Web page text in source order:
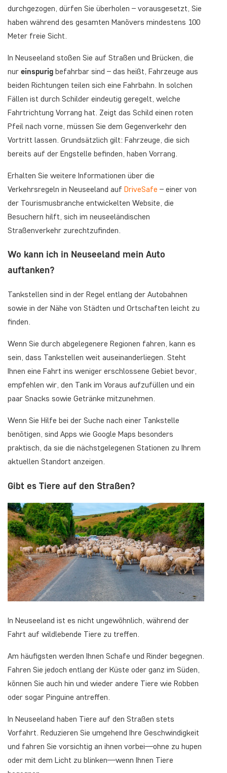
durchgezogen, dürfen Sie überholen – vorausgesetzt, Sie
haben während des gesamten Manövers mindestens 100
Meter freie Sicht.
In Neuseeland stoßen Sie auf Straßen und Brücken, die
nur einspurig befahrbar sind – das heißt, Fahrzeuge aus
beiden Richtungen teilen sich eine Fahrbahn. In solchen
Fällen ist durch Schilder eindeutig geregelt, welche
Fahrtrichtung Vorrang hat. Zeigt das Schild einen roten
Pfeil nach vorne, müssen Sie dem Gegenverkehr den
Vortritt lassen. Grundsätzlich gilt: Fahrzeuge, die sich
bereits auf der Engstelle befinden, haben Vorrang.
Erhalten Sie weitere Informationen über die
Verkehrsregeln in Neuseeland auf DriveSafe – einer von
der Tourismusbranche entwickelten Website, die
Besuchern hilft, sich im neuseeländischen
Straßenverkehr zurechtzufinden.
Wo kann ich in Neuseeland mein Auto
auftanken?
Tankstellen sind in der Regel entlang der Autobahnen
sowie in der Nähe von Städten und Ortschaften leicht zu
finden.
Wenn Sie durch abgelegenere Regionen fahren, kann es
sein, dass Tankstellen weit auseinanderliegen. Steht
Ihnen eine Fahrt ins weniger erschlossene Gebiet bevor,
empfehlen wir, den Tank im Voraus aufzufüllen und ein
paar Snacks sowie Getränke mitzunehmen.
Wenn Sie Hilfe bei der Suche nach einer Tankstelle
benötigen, sind Apps wie Google Maps besonders
praktisch, da sie die nächstgelegenen Stationen zu Ihrem
aktuellen Standort anzeigen.
Gibt es Tiere auf den Straßen?
In Neuseeland ist es nicht ungewöhnlich, während der
Fahrt auf wildlebende Tiere zu treffen.
Am häufigsten werden Ihnen Schafe und Rinder begegnen.
Fahren Sie jedoch entlang der Küste oder ganz im Süden,
können Sie auch hin und wieder andere Tiere wie Robben
oder sogar Pinguine antreffen.
In Neuseeland haben Tiere auf den Straßen stets
Vorfahrt. Reduzieren Sie umgehend Ihre Geschwindigkeit
und fahren Sie vorsichtig an ihnen vorbei—ohne zu hupen
oder mit dem Licht zu blinken—wenn Ihnen Tiere